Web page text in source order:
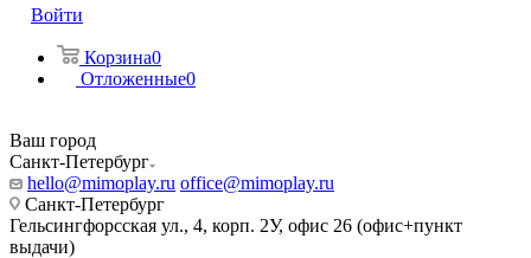
Войти
Корзина0
Отложенные0
Ваш город
Санкт-Петербург
hello@mimoplay.ru office@mimoplay.ru
Санкт-Петербург
Гельсингфорсская ул., 4, корп. 2У, офис 26 (офис+пункт
выдачи)